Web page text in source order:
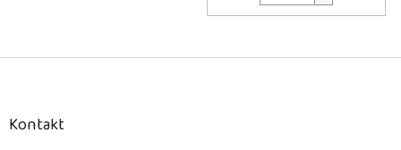
Z
Kontakt